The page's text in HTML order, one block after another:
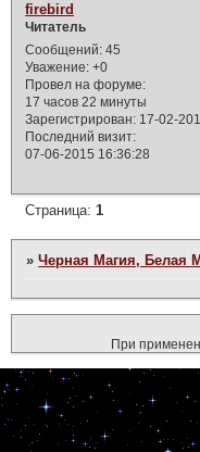
firebird
Читатель
Сообщений: 45
Уважение: +0
Провел на форуме:
17 часов 22 минуты
Зарегистрирован: 17-02-
Последний визит:
07-06-2015 16:36:28
Страница:1
»Черная Магия, Белая
При